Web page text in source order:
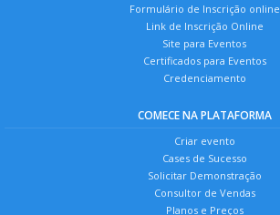
Formulário de Inscrição online
Link de Inscrição Online
Site para Eventos
Certificados para Eventos
Credenciamento
COMECE NA PLATAFORMA
Criar evento
Cases de Sucesso
Solicitar Demonstração
Consultor de Vendas
Planos e Preços